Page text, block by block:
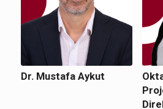
Dr. Mustafa Aykut